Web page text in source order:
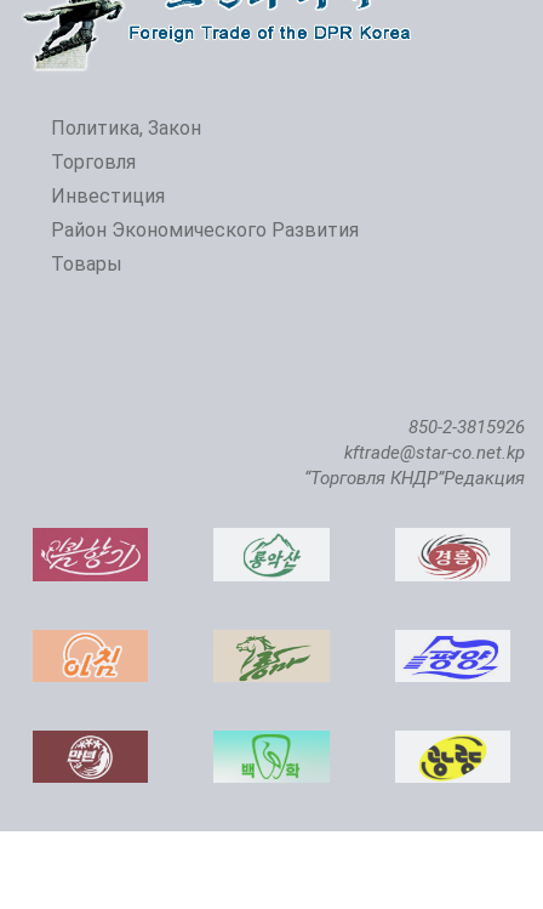
Политика, Закон
Торговля
Инвестиция
Район Экономического Развития
Товары
850-2-3815926
kftrade@star-co.net.kp
“Торговля КНДР”Редакция